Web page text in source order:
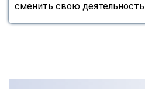
сменить свою